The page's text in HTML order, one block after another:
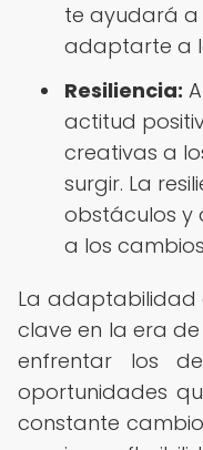
te ayudará a
adaptarte a
Resiliencia:
actitud
creativas a
surgir. La
obstáculos
a los
La adaptabilidad
clave en la era
enfrentar los
oportunidades
constante